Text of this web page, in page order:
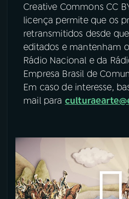
Creative Commons CC
licença permite que os
retransmitidos desde
editados e mantenham
Rádio Nacional e da
Empresa Brasil de
Em caso de interesse,
mail para